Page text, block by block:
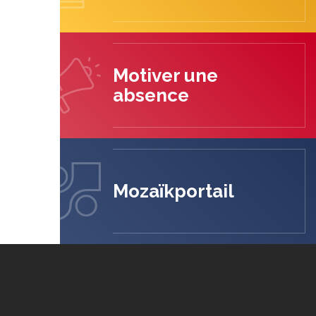
Motiver une
absence
Mozaïkportail